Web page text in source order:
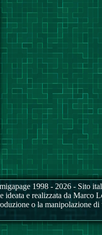
1998 - 2026 - Sito
ideata e realizzata da
o la manipolazione